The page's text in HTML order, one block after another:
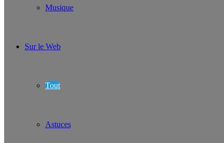
Musique
Sur le Web
Tout
Astuces